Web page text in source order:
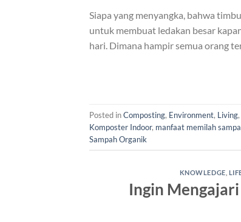
Siapa yang menyangka, bahwa
untuk membuat ledakan besar
hari. Dimana hampir semua orang
Posted inComposting, Environment, Living,
Komposter Indoor, manfaat memilah
Sampah Organik
KNOWLEDGE
Ingin